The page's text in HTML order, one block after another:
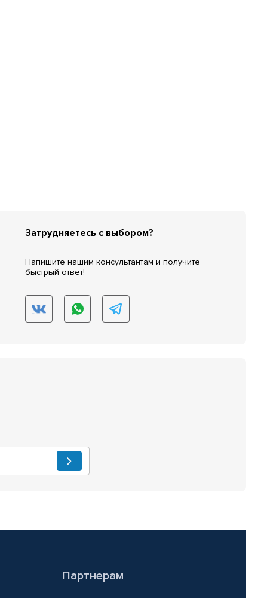
Затрудняетесь с выбором?
Напишите нашим консультантам и получите
быстрый ответ!
Партнерам